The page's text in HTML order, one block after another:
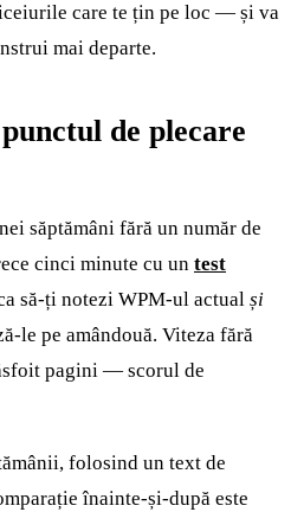
care te țin pe loc — și va
mai departe.
de plecare
săptămâni fără un număr de
cinci minute cu un test
să-ți notezi WPM-ul actual și
le pe amândouă. Viteza fără
pagini — scorul de
folosind un text de
înainte-și-după este